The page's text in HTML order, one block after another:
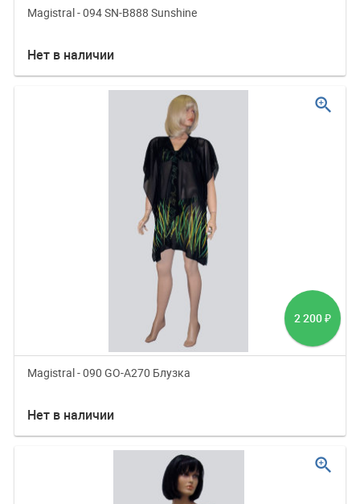
Magistral - 094 SN-B888 Sunshine
Нет в наличии
2 200 ₽
Magistral - 090 GO-A270 Блузка
Нет в наличии
zoom_in
zoom_in